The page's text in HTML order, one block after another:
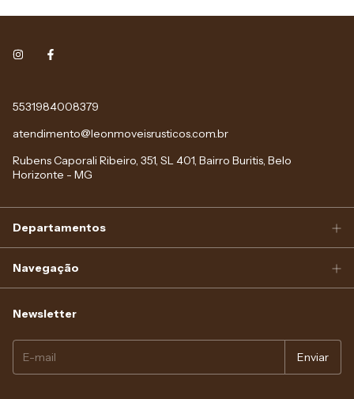
5531984008379
atendimento@leonmoveisrusticos.com.br
Rubens Caporali Ribeiro, 351, SL 401, Bairro Buritis, Belo
Horizonte - MG
Departamentos
Navegação
Newsletter